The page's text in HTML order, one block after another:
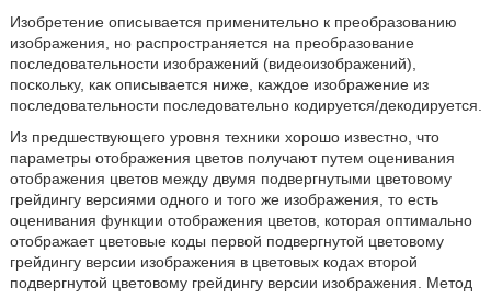
Изобретение описывается применительно к преобразованию
изображения, но распространяется на преобразование
последовательности изображений (видеоизображений),
поскольку, как описывается ниже, каждое изображение из
последовательности последовательно кодируется/декодируется.
Из предшествующего уровня техники хорошо известно, что
параметры отображения цветов получают путем оценивания
отображения цветов между двумя подвергнутыми цветовому
грейдингу версиями одного и того же изображения, то есть
оценивания функции отображения цветов, которая оптимально
отображает цветовые коды первой подвергнутой цветовому
грейдингу версии изображения в цветовых кодах второй
подвергнутой цветовому грейдингу версии изображения. Метод